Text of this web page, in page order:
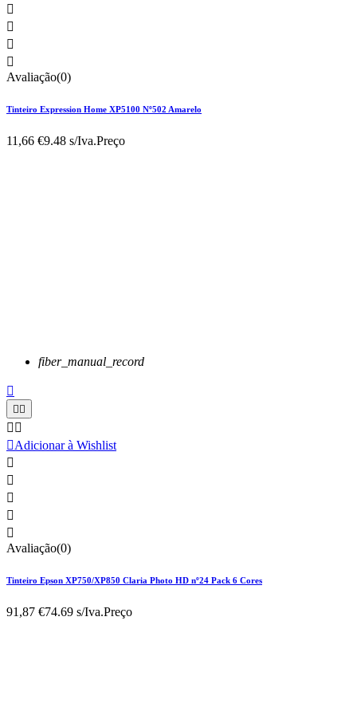




Avaliação(0)
Tinteiro Expression Home XP5100 Nº502 Amarelo
11,66 €9.48 s/Iva.Preço
fiber_manual_record

 
 
Adicionar à Wishlist





Avaliação(0)
Tinteiro Epson XP750/XP850 Claria Photo HD nº24 Pack 6 Cores
91,87 €74.69 s/Iva.Preço